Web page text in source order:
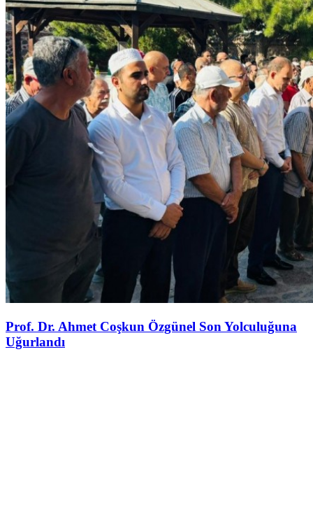
Prof. Dr. Ahmet Coşkun Özgünel Son Yolculuğuna
Uğurlandı